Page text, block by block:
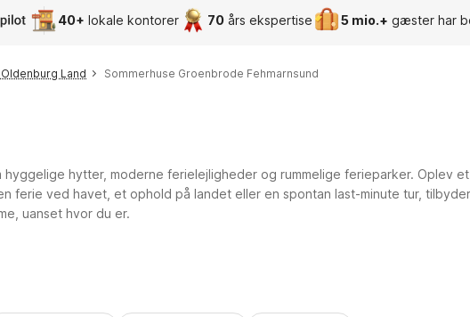
40+ lokale kontorer 70 års ekspertise 5 mio.+ gæster har
Land Sommerhuse Groenbrode Fehmarnsund
hytter, moderne ferielejligheder og rummelige ferieparker. Oplev
ved havet, et ophold på landet eller en spontan last-minute tur,
uanset hvor du er.